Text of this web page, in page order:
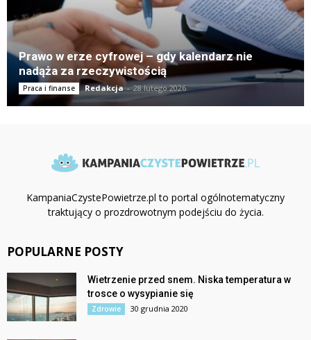
Prawo w erze cyfrowej – gdy kalendarz nie
nadąża za rzeczywistością
Praca i finanse Redakcja - 28 lutego 2026
KampaniaCzystePowietrze.pl to portal ogólnotematyczny
traktujący o prozdrowotnym podejściu do życia.
POPULARNE POSTY
Wietrzenie przed snem. Niska temperatura w
trosce o wysypianie się
Zdrowie 30 grudnia 2020